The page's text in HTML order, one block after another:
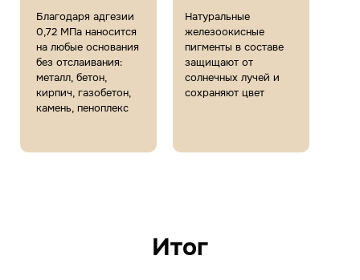
Натуральные
железоокисные
пигменты в составе
защищают от
солнечных лучей и
сохраняют цвет
Благодаря адгезии
0,72 МПа наносится
на любые основания
без отслаивания:
металл, бетон,
кирпич, газобетон,
камень, пеноплекс
Итог